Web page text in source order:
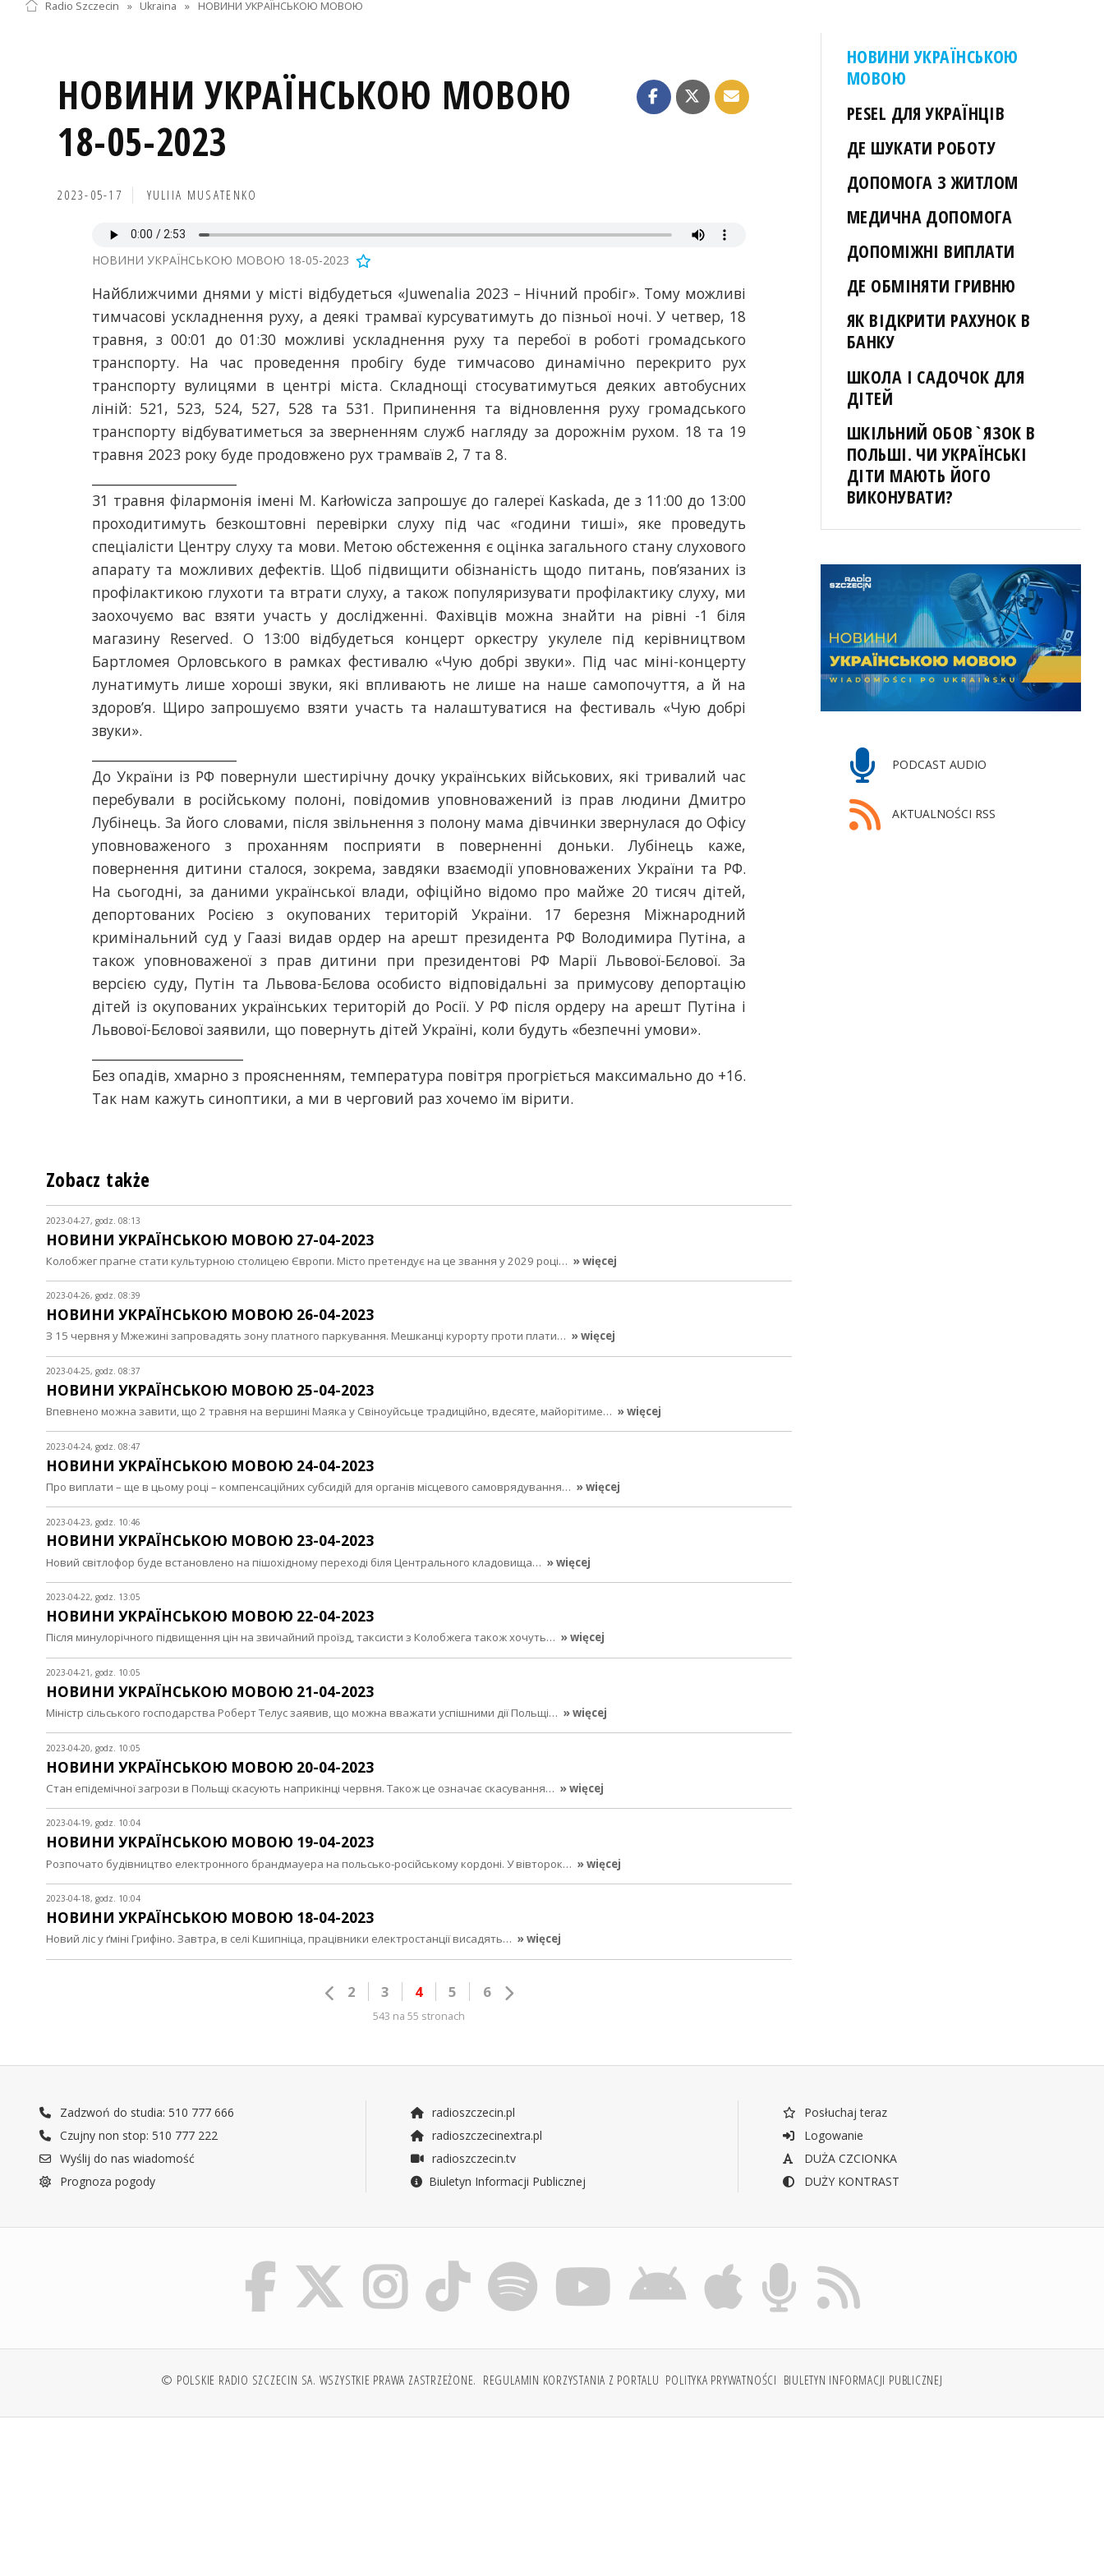
Radio Szczecin » Ukraina » НОВИНИ УКРАЇНСЬКОЮ МОВОЮ
НОВИНИ УКРАЇНСЬКОЮ МОВОЮ
18-05-2023
2023-05-17 YULIIA MUSATENKO
НОВИНИ УКРАЇНСЬКОЮ МОВОЮ 18-05-2023
Найближчими днями у місті відбудеться «Juwenalia 2023 – Нічний пробіг». Тому можливі
тимчасові ускладнення руху, а деякі трамваї курсуватимуть до пізньої ночі. У четвер, 18
травня, з 00:01 до 01:30 можливі ускладнення руху та перебої в роботі громадського
транспорту. На час проведення пробігу буде тимчасово динамічно перекрито рух
транспорту вулицями в центрі міста. Складнощі стосуватимуться деяких автобусних
ліній: 521, 523, 524, 527, 528 та 531. Припинення та відновлення руху громадського
транспорту відбуватиметься за зверненням служб нагляду за дорожнім рухом. 18 та 19
травня 2023 року буде продовжено рух трамваїв 2, 7 та 8.
31 травня філармонія імені M. Karłowicza запрошує до галереї Kaskada, де з 11:00 до 13:00
проходитимуть безкоштовні перевірки слуху під час «години тиші», яке проведуть
спеціалісти Центру слуху та мови. Метою обстеження є оцінка загального стану слухового
апарату та можливих дефектів. Щоб підвищити обізнаність щодо питань, пов’язаних із
профілактикою глухоти та втрати слуху, а також популяризувати профілактику слуху, ми
заохочуємо вас взяти участь у дослідженні. Фахівців можна знайти на рівні -1 біля
магазину Reserved. О 13:00 відбудеться концерт оркестру укулеле під керівництвом
Бартломея Орловського в рамках фестивалю «Чую добрі звуки». Під час міні-концерту
лунатимуть лише хороші звуки, які впливають не лише на наше самопочуття, а й на
здоров’я. Щиро запрошуємо взяти участь та налаштуватися на фестиваль «Чую добрі
звуки».
До України із РФ повернули шестирічну дочку українських військових, які тривалий час
перебували в російському полоні, повідомив уповноважений із прав людини Дмитро
Лубінець. За його словами, після звільнення з полону мама дівчинки звернулася до Офісу
уповноваженого з проханням посприяти в поверненні доньки. Лубінець каже,
повернення дитини сталося, зокрема, завдяки взаємодії уповноважених України та РФ.
На сьогодні, за даними української влади, офіційно відомо про майже 20 тисяч дітей,
депортованих Росією з окупованих територій України. 17 березня Міжнародний
кримінальний суд у Гаазі видав ордер на арешт президента РФ Володимира Путіна, а
також уповноваженої з прав дитини при президентові РФ Марії Львової-Бєлової. За
версією суду, Путін та Львова-Бєлова особисто відповідальні за примусову депортацію
дітей із окупованих українських територій до Росії. У РФ після ордеру на арешт Путіна і
Львової-Бєлової заявили, що повернуть дітей Україні, коли будуть «безпечні умови».
Без опадів, хмарно з проясненням, температура повітря прогріється максимально до +16.
Так нам кажуть синоптики, а ми в черговий раз хочемо їм вірити.
НОВИНИ УКРАЇНСЬКОЮ
МОВОЮ
PESEL ДЛЯ УКРАЇНЦІВ
ДЕ ШУКАТИ РОБОТУ
ДОПОМОГА З ЖИТЛОМ
МЕДИЧНА ДОПОМОГА
ДОПОМІЖНІ ВИПЛАТИ
ДЕ ОБМІНЯТИ ГРИВНЮ
ЯК ВІДКРИТИ РАХУНОК В
БАНКУ
ШКОЛА І САДОЧОК ДЛЯ
ДІТЕЙ
ШКІЛЬНИЙ ОБОВ`ЯЗОК В
ПОЛЬШІ. ЧИ УКРАЇНСЬКІ
ДІТИ МАЮТЬ ЙОГО
ВИКОНУВАТИ?
PODCAST AUDIO
AKTUALNOŚCI RSS
Zobacz także
2023-04-27, godz. 08:13
НОВИНИ УКРАЇНСЬКОЮ МОВОЮ 27-04-2023
Колобжег прагне стати культурною столицею Європи. Місто претендує на це звання у 2029 році… » więcej
2023-04-26, godz. 08:39
НОВИНИ УКРАЇНСЬКОЮ МОВОЮ 26-04-2023
З 15 червня у Мжежині запровадять зону платного паркування. Мешканці курорту проти плати… » więcej
2023-04-25, godz. 08:37
НОВИНИ УКРАЇНСЬКОЮ МОВОЮ 25-04-2023
Впевнено можна завити, що 2 травня на вершині Маяка у Свіноуйсьце традиційно, вдесяте, майорітиме… » więcej
2023-04-24, godz. 08:47
НОВИНИ УКРАЇНСЬКОЮ МОВОЮ 24-04-2023
Про виплати – ще в цьому році – компенсаційних субсидій для органів місцевого самоврядування… » więcej
2023-04-23, godz. 10:46
НОВИНИ УКРАЇНСЬКОЮ МОВОЮ 23-04-2023
Новий світлофор буде встановлено на пішохідному переході біля Центрального кладовища… » więcej
2023-04-22, godz. 13:05
НОВИНИ УКРАЇНСЬКОЮ МОВОЮ 22-04-2023
Після минулорічного підвищення цін на звичайний проїзд, таксисти з Колобжега також хочуть… » więcej
2023-04-21, godz. 10:05
НОВИНИ УКРАЇНСЬКОЮ МОВОЮ 21-04-2023
Міністр сільського господарства Роберт Телус заявив, що можна вважати успішними дії Польщі… » więcej
2023-04-20, godz. 10:05
НОВИНИ УКРАЇНСЬКОЮ МОВОЮ 20-04-2023
Стан епідемічної загрози в Польщі скасують наприкінці червня. Також це означає скасування… » więcej
2023-04-19, godz. 10:04
НОВИНИ УКРАЇНСЬКОЮ МОВОЮ 19-04-2023
Розпочато будівництво електронного брандмауера на польсько-російському кордоні. У вівторок… » więcej
2023-04-18, godz. 10:04
НОВИНИ УКРАЇНСЬКОЮ МОВОЮ 18-04-2023
Новий ліс у ґміні Грифіно. Завтра, в селі Кшипніца, працівники електростанції висадять… » więcej
2 3 4 5 6
543 na 55 stronach
Zadzwoń do studia: 510 777 666
Czujny non stop: 510 777 222
Wyślij do nas wiadomość
Prognoza pogody
radioszczecin.pl
radioszczecinextra.pl
radioszczecin.tv
Biuletyn Informacji Publicznej
Posłuchaj teraz
Logowanie
DUŻA CZCIONKA
DUŻY KONTRAST
© POLSKIE RADIO SZCZECIN SA. WSZYSTKIE PRAWA ZASTRZEŻONE. REGULAMIN KORZYSTANIA Z PORTALU POLITYKA PRYWATNOŚCI BIULETYN INFORMACJI PUBLICZNEJ